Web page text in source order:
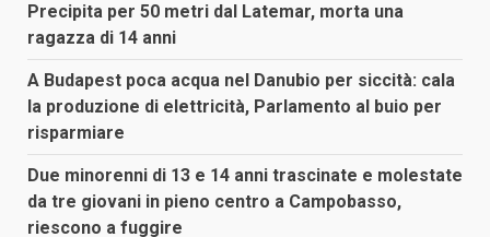
Precipita per 50 metri dal Latemar, morta una
ragazza di 14 anni
A Budapest poca acqua nel Danubio per siccità: cala
la produzione di elettricità, Parlamento al buio per
risparmiare
Due minorenni di 13 e 14 anni trascinate e molestate
da tre giovani in pieno centro a Campobasso,
riescono a fuggire